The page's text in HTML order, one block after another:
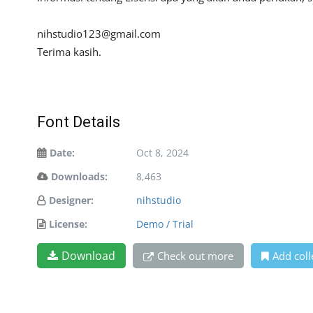
nihstudio123@gmail.com
Terima kasih.
Font Details
Date:
Oct 8, 2024
Downloads:
8,463
Designer:
nihstudio
License:
Demo / Trial
Download Check out more Add